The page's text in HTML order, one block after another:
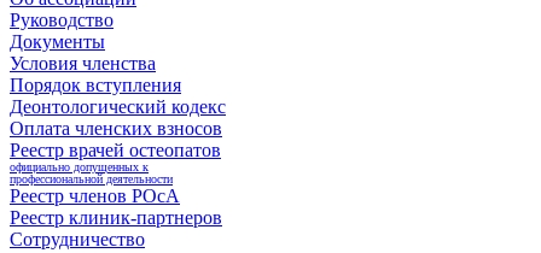
Руководство
Документы
Условия членства
Порядок вступления
Деонтологический кодекс
Оплата членских взносов
Реестр врачей остеопатов
официально допущенных к
профессиональной деятельности
Реестр членов РОсА
Реестр клиник-партнеров
Сотрудничество